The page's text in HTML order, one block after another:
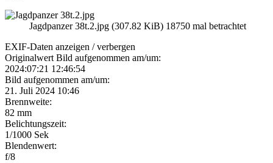
Jagdpanzer 38t.2.jpg (307.82 KiB) 18750 mal betrachtet
EXIF-Daten anzeigen / verbergen
Originalwert Bild aufgenommen am/um:
2024:07:21 12:46:54
Bild aufgenommen am/um:
21. Juli 2024 10:46
Brennweite:
82 mm
Belichtungszeit:
1/1000 Sek
Blendenwert:
f/8